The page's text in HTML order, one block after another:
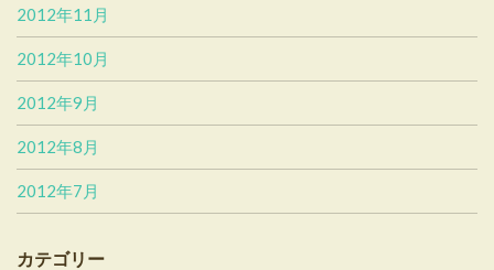
2012年11月
2012年10月
2012年9月
2012年8月
2012年7月
カテゴリー